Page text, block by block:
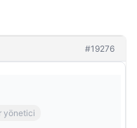
#19276
yönetici